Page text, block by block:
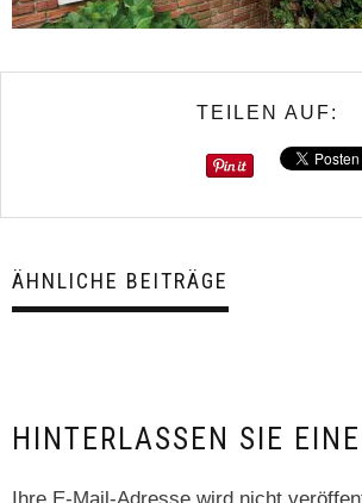
TEILEN AUF:
ÄHNLICHE BEITRÄGE
HINTERLASSEN SIE